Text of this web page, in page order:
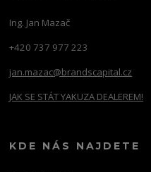
Ing. Jan Mazač
+420 737 977 223
jan.mazac@brandscapital.cz
JAK SE STÁT YAKUZA DEALEREM!
KDE NÁS NAJDETE